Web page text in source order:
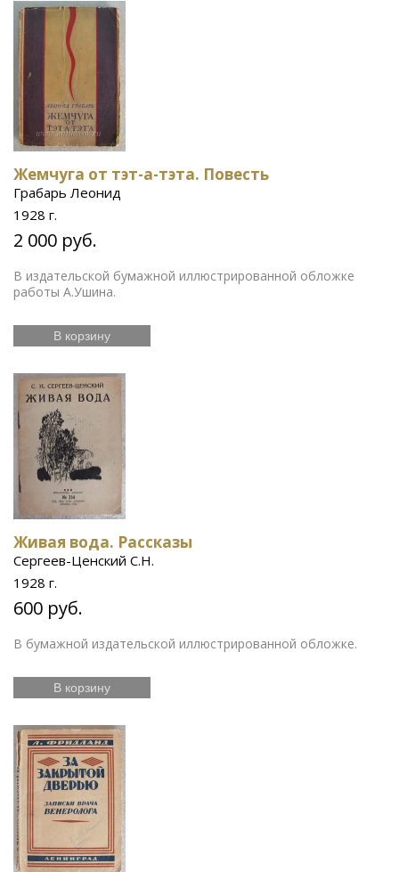
Жемчуга от тэт-а-тэта. Повесть
Грабарь Леонид
1928 г.
2 000 руб.
В издательской бумажной иллюстрированной обложке
работы А.Ушина.
В корзину
Живая вода. Рассказы
Сергеев-Ценский С.Н.
1928 г.
600 руб.
В бумажной издательской иллюстрированной обложке.
В корзину